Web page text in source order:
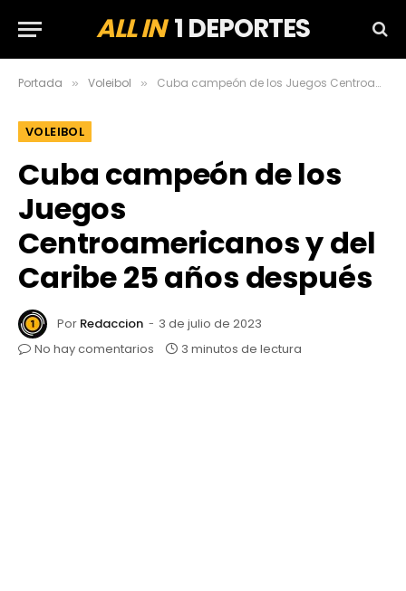
ALL IN1 DEPORTES
Portada » Voleibol » Cuba campeón de los Juegos Centroamericanos y del Caribe 25 años después
VOLEIBOL
Cuba campeón de los
Juegos
Centroamericanos y del
Caribe 25 años después
Por Redaccion
3 de julio de 2023
No hay comentarios
3 minutos de lectura